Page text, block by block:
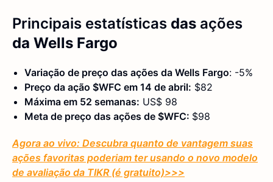
Principais estatísticas das ações
da Wells Fargo
Variação de preço das ações da Wells Fargo: -5%
Preço da ação $WFC em 14 de abril: $82
Máxima em 52 semanas: US$ 98
Meta de preço das ações de $WFC: $98
Agora ao vivo: Descubra quanto de vantagem suas
ações favoritas poderiam ter usando o novo modelo
de avaliação da TIKR (é gratuito)>>>